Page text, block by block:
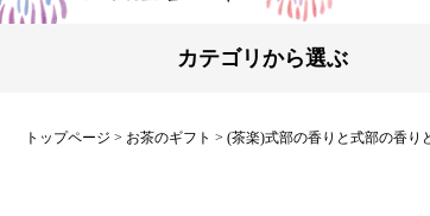
カテゴリから選ぶ
トップページ お茶のギフト (茶楽)式部の香りと式部の香り